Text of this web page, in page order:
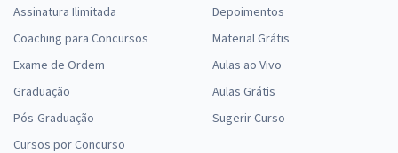
Assinatura Ilimitada
Coaching para Concursos
Exame de Ordem
Graduação
Pós-Graduação
Cursos por Concurso
Depoimentos
Material Grátis
Aulas ao Vivo
Aulas Grátis
Sugerir Curso